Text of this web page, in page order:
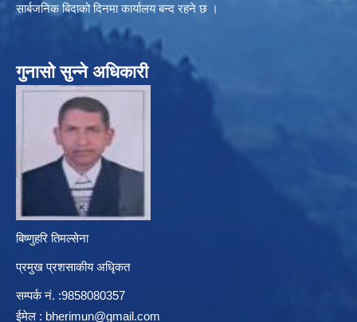
सार्बजनिक बिदाको दिनमा कार्यालय बन्द रहने छ ।
गुनासो सुन्ने अधिकारी
बिष्णुहरि तिमल्सेना
प्रमुख प्रशसाकीय अधिृकत
सम्पर्क न‌ं. :9858080357
ईमेल : bherimun@gmail.com